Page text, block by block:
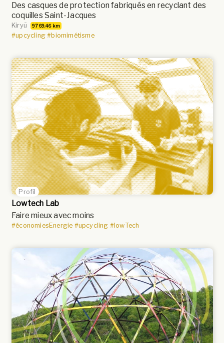
Des casques de protection fabriqués en recyclant des
coquilles Saint-Jacques
Kiryū 9769.46 km
#upcycling #biomimétisme
Profil
Lowtech Lab
Faire mieux avec moins
#économiesEnergie #upcycling #lowTech